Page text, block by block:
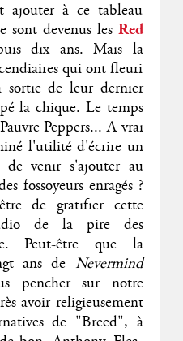
à ce tableau
sont devenus lesRed
dix ans. Mais la
qui ont fleuri
de leur dernier
la chique. Le temps
Peppers... A vrai
l'utilité d'écrire un
venir s'ajouter au
fossoyeurs enragés ?
de gratifier cette
de la pire des
Peut-être que la
ans de Nevermind
pencher sur notre
avoir religieusement
de "Breed", à